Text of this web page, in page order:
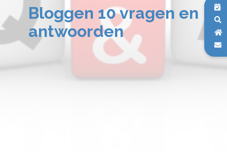
Bloggen 10 vragen en
antwoorden